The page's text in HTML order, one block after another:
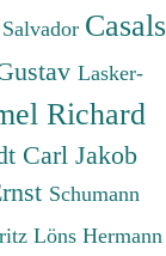
Casals
Lasker-
Richard
Carl Jakob
Schumann
Löns Hermann